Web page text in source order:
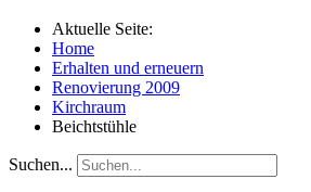
Aktuelle Seite:
Home
Erhalten und erneuern
Renovierung 2009
Kirchraum
Beichtstühle
Suchen...